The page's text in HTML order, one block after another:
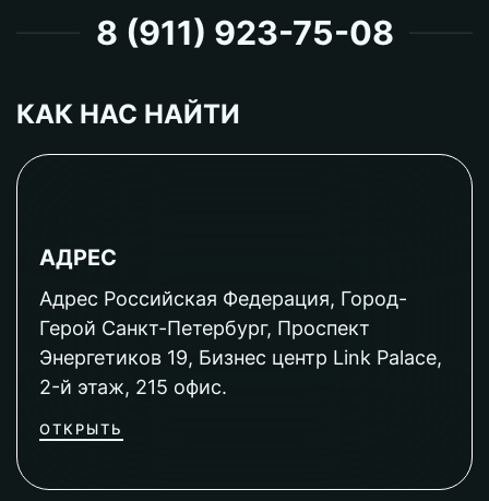
8 (911) 923-75-08
КАК НАС НАЙТИ
АДРЕС
Адрес Российская Федерация, Город-
Герой Санкт-Петербург, Проспект
Энергетиков 19, Бизнес центр Link Palace,
2-й этаж, 215 офис.
ОТКРЫТЬ